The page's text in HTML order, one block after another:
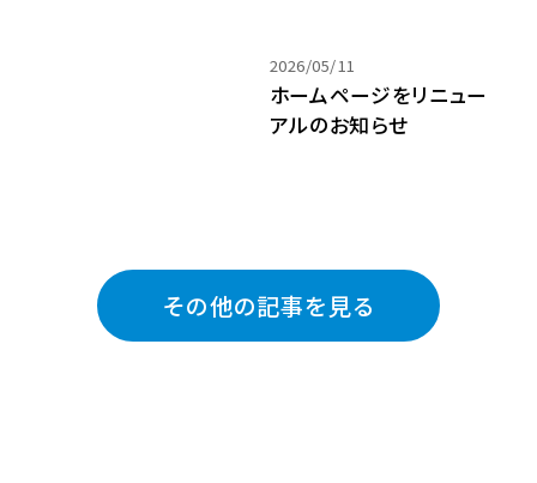
2026/05/11
ホームページをリニュー
アルのお知らせ
その他の記事を見る